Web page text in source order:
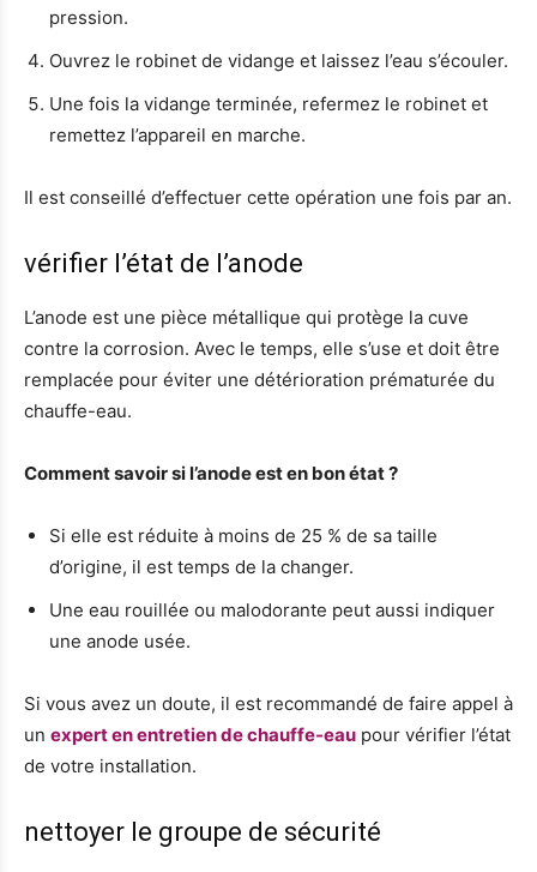
pression.
Ouvrez le robinet de vidange et laissez l’eau s’écouler.
Une fois la vidange terminée, refermez le robinet et
remettez l’appareil en marche.
Il est conseillé d’effectuer cette opération une fois par an.
vérifier l’état de l’anode
L’anode est une pièce métallique qui protège la cuve
contre la corrosion. Avec le temps, elle s’use et doit être
remplacée pour éviter une détérioration prématurée du
chauffe-eau.
Comment savoir si l’anode est en bon état ?
Si elle est réduite à moins de 25 % de sa taille
d’origine, il est temps de la changer.
Une eau rouillée ou malodorante peut aussi indiquer
une anode usée.
Si vous avez un doute, il est recommandé de faire appel à
un expert en entretien de chauffe-eau pour vérifier l’état
de votre installation.
nettoyer le groupe de sécurité